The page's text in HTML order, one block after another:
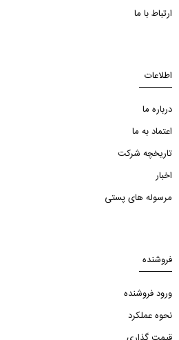
ارتباط با ما
اطلاعات
درباره ما
اعتماد به ما
تاریخچه شرکت
اخبار
مرسوله های پستی
فروشنده
ورود فروشنده
نحوه عملکرد